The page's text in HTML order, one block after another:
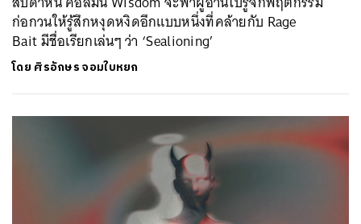
ก่อกวนให้รู้สึกหงุดหงิดอีกแบบหนึ่งที่คล้ายกับ Rage
Bait มีชื่อเรียกเล่นๆ ว่า ‘Sealioning’
โดย ศิรอักษร จอมใบหยก